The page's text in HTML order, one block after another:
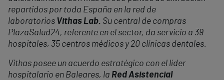
repartidos por toda España en la red de
laboratorios Vithas Lab. Su central de compras
PlazaSalud24, referente en el sector, da servicio a 39
hospitales, 35 centros médicos y 20 clínicas dentales.
Vithas posee un acuerdo estratégico con el líder
hospitalario en Baleares, la Red Asistencial